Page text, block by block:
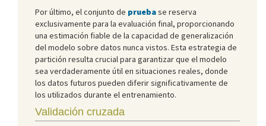
Por último, el conjunto de pruebase reserva
exclusivamente para la evaluación final, proporcionando
una estimación fiable de la capacidad de generalización
del modelo sobre datos nunca vistos. Esta estrategia de
partición resulta crucial para garantizar que el modelo
sea verdaderamente útil en situaciones reales, donde
los datos futuros pueden diferir significativamente de
los utilizados durante el entrenamiento.
Validación cruzada